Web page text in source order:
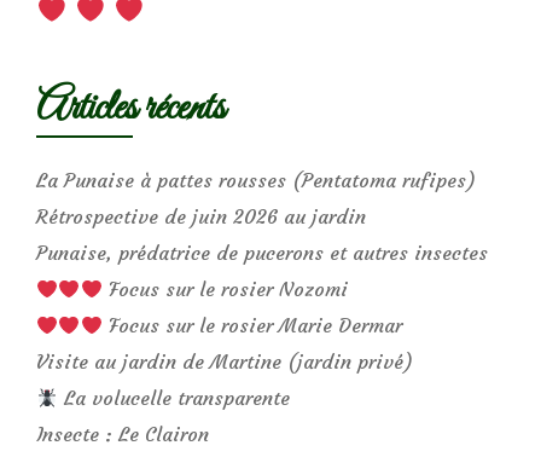
Articles récents
La Punaise à pattes rousses (Pentatoma rufipes)
Rétrospective de juin 2026 au jardin
Punaise, prédatrice de pucerons et autres insectes
Focus sur le rosier Nozomi
Focus sur le rosier Marie Dermar
Visite au jardin de Martine (jardin privé)
La volucelle transparente
Insecte : Le Clairon